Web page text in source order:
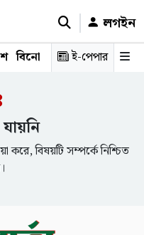
লগইন
বিনোদন রাজনীতি স্বাস্থ্য
ই-পেপার
করে, বিষয়টি সম্পর্কে নিশ্চিত